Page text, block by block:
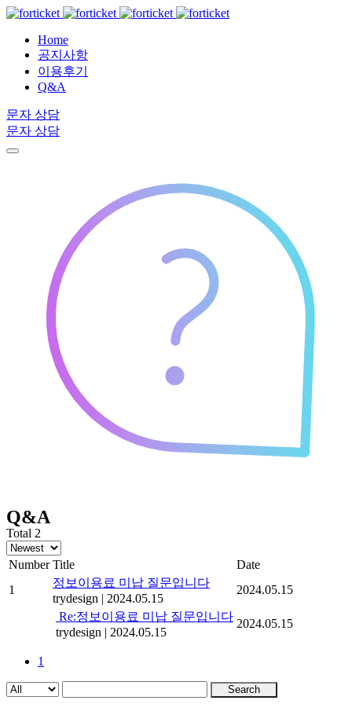
Home
공지사항
이용후기
Q&A
문자 상담
문자 상담
Q&A
Total 2
Number Title
Date
1
정보이용료 미납 질문입니다
trydesign | 2024.05.15
2024.05.15
Re:정보이용료 미납 질문입니다
trydesign | 2024.05.15
2024.05.15
1
Search